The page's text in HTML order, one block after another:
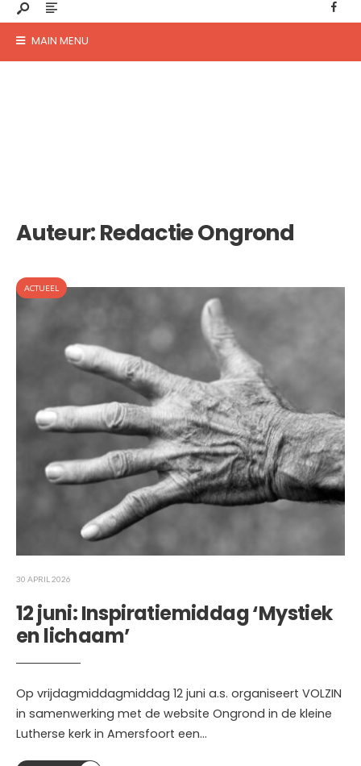
MAIN MENU
Auteur:Redactie Ongrond
ACTUEEL
30 APRIL 2026
12 juni: Inspiratiemiddag ‘Mystiek
en lichaam’
Op vrijdagmiddagmiddag 12 juni a.s. organiseert VOLZIN
in samenwerking met de website Ongrond in de kleine
Lutherse kerk in Amersfoort een...